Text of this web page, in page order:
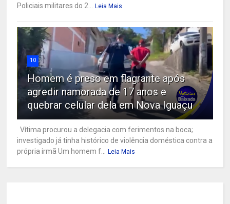
Policiais militares do 2... Leia Mais
10
Homem é preso em flagrante após
agredir namorada de 17 anos e
quebrar celular dela em Nova Iguaçu
Vítima procurou a delegacia com ferimentos na boca;
investigado já tinha histórico de violência doméstica contra a
própria irmã Um homem f... Leia Mais